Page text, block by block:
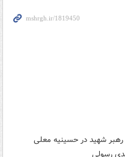
شهید در حسینیه معلی